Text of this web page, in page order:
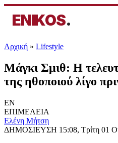
ENIKOS.
Αρχική » Lifestyle
Μάγκι Σμιθ: Η
της ηθοποιού λίγο
EN
ΕΠΙΜΕΛΕΙΑ
Eλένη Μήτση
ΔΗΜΟΣΙΕΥΣΗ 15:08, Τρίτη 01